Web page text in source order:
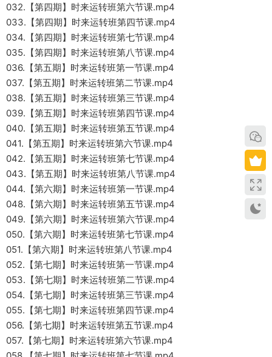
032.【第四期】时来运转班第六节课.mp4
033.【第四期】时来运转班第四节课.mp4
034.【第四期】时来运转班第七节课.mp4
035.【第四期】时来运转班第八节课.mp4
036.【第五期】时来运转班第一节课.mp4
037.【第五期】时来运转班第二节课.mp4
038.【第五期】时来运转班第三节课.mp4
039.【第五期】时来运转班第四节课.mp4
040.【第五期】时来运转班第五节课.mp4
041.【第五期】时来运转班第六节课.mp4
042.【第五期】时来运转班第七节课.mp4
043.【第五期】时来运转班第八节课.mp4
044.【第六期】时来运转班第一节课.mp4
048.【第六期】时来运转班第五节课.mp4
049.【第六期】时来运转班第六节课.mp4
050.【第六期】时来运转班第七节课.mp4
051.【第六期】时来运转班第八节课.mp4
052.【第七期】时来运转班第一节课.mp4
053.【第七期】时来运转班第二节课.mp4
054.【第七期】时来运转班第三节课.mp4
055.【第七期】时来运转班第四节课.mp4
056.【第七期】时来运转班第五节课.mp4
057.【第七期】时来运转班第六节课.mp4